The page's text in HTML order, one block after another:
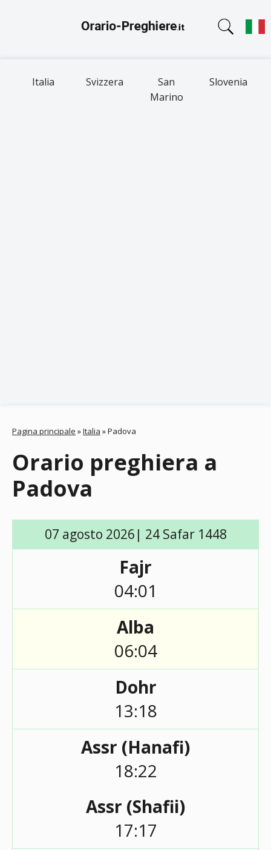
Italia Svizzera
San
Marino
Slovenia
Pagina principale »Italia »Padova
Orario preghiera a
Padova
07 agosto 2026| 24 Safar 1448
Fajr
04:01
Alba
06:04
Dohr
13:18
Assr (Hanafi)
18:22
Assr (Shafii)
17:17